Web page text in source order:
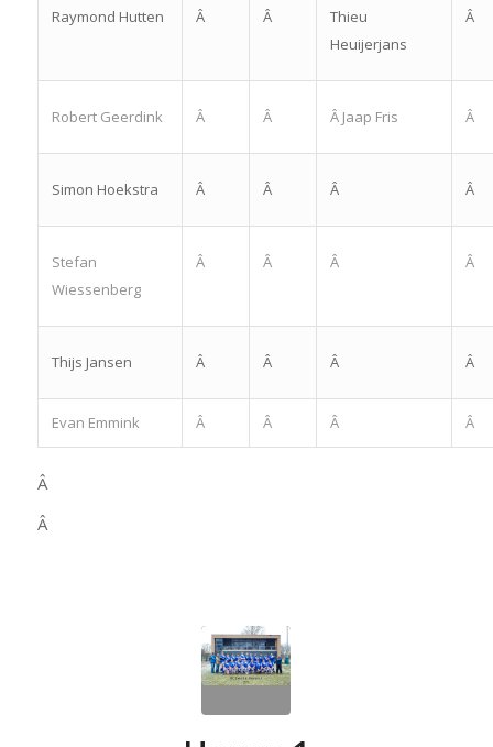
Raymond Hutten Â Â
Thieu
Heuijerjans
Â
Robert Geerdink Â Â Â Jaap Fris Â
Simon Hoekstra Â Â Â Â
Stefan
Wiessenberg
Â Â Â Â
Thijs Jansen Â Â Â Â
Evan Emmink Â Â Â Â
Â
Â